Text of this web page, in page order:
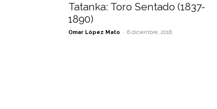
Tatanka: Toro Sentado (1837-
1890)
Omar López Mato - 6 diciembre, 2018